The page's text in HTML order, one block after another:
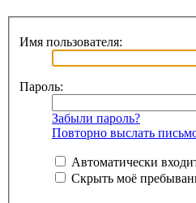
Имя пользователя:
Пароль:
Забыли пароль?
Повторно выслать
Автоматически
Скрыть моё